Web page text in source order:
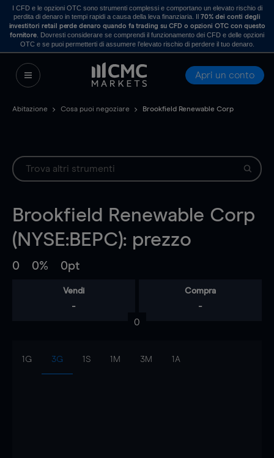
I CFD e le opzioni OTC sono strumenti complessi e comportano un elevato rischio di
perdita di denaro in tempi rapidi a causa della leva finanziaria. Il70% dei conti degli
investitori retail perde denaro quando fa trading su CFD o opzioni OTC con questo
fornitore . Dovresti considerare se comprendi il funzionamento dei CFD e delle opzioni
OTC e se puoi permetterti di assumere l’elevato rischio di perdere il tuo denaro.
Apri un conto
Abitazione Cosa puoi negoziare Brookfield Renewable Corp
Brookfield Renewable Corp
(NYSE:BEPC): prezzo
0 0% 0pt
Vendi
-
Compra
-
0
1G 3G 1S 1M 3M 1A